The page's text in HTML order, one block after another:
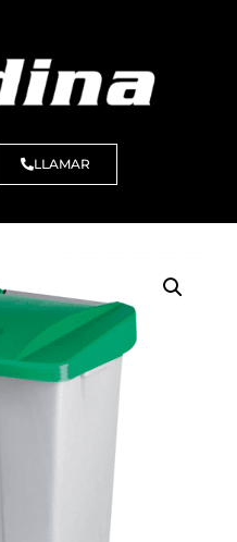
LLAMAR